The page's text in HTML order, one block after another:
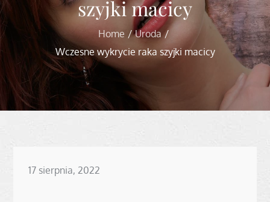
szyjki macicy
Home
Uroda
Wczesne wykrycie raka szyjki macicy
Posted
17 sierpnia, 2022